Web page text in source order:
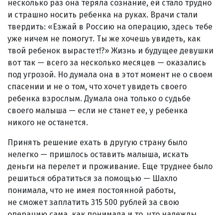
несколько раз она теряла сознание, ей стало трудно
и страшно носить ребенка на руках. Врачи стали
твердить: «Езжай в Россию на операцию, здесь тебе
уже ничем не помогут. Ты же хочешь увидеть, как
твой ребенок вырастет!?» Жизнь и будущее девушки
вот так — всего за несколько месяцев — оказались
под угрозой. Но думала она в этот момент не о своем
спасении и не о том, что хочет увидеть своего
ребенка взрослым. Думала она только о судьбе
своего малыша — если не станет ее, у ребенка
никого не останется.
Принять решение ехать в другую страну было
нелегко — пришлось оставить малыша, искать
деньги на перелет и проживание. Еще труднее было
решиться обратиться за помощью — Шахло
понимала, что не имея постоянной работы,
не сможет заплатить 315 500 рублей за свою